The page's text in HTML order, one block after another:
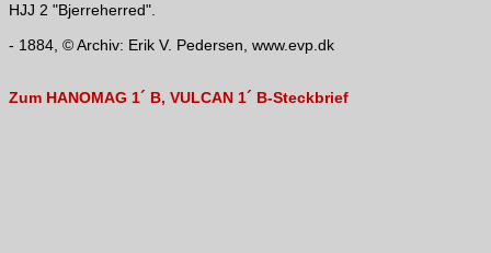
HJJ 2 "Bjerreherred".
- 1884, © Archiv: Erik V. Pedersen, www.evp.dk
Zum HANOMAG 1´ B, VULCAN 1´ B-Steckbrief